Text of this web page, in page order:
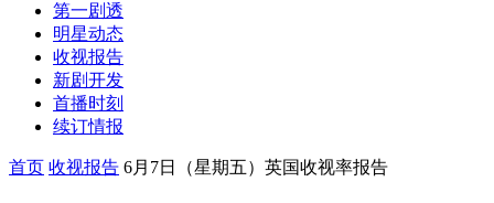
第一剧透
明星动态
收视报告
新剧开发
首播时刻
续订情报
首页 收视报告 6月7日（星期五）英国收视率报告